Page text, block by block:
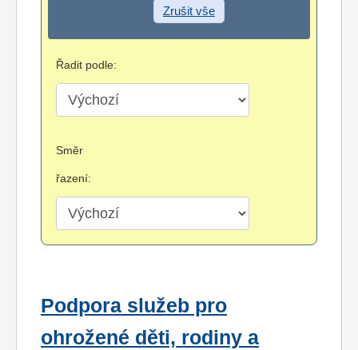
Zrušit vše
Řadit podle:
Směr
řazení:
Podpora služeb pro
ohrožené děti, rodiny a